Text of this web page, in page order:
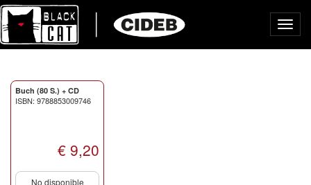
Buch (80 S.) + CD
ISBN: 9788853009746
€ 9,20
No disponible